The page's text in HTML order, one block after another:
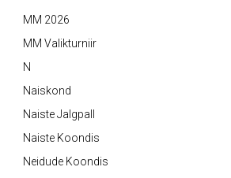
MM 2026
MM Valikturniir
N
Naiskond
Naiste Jalgpall
Naiste Koondis
Neidude Koondis